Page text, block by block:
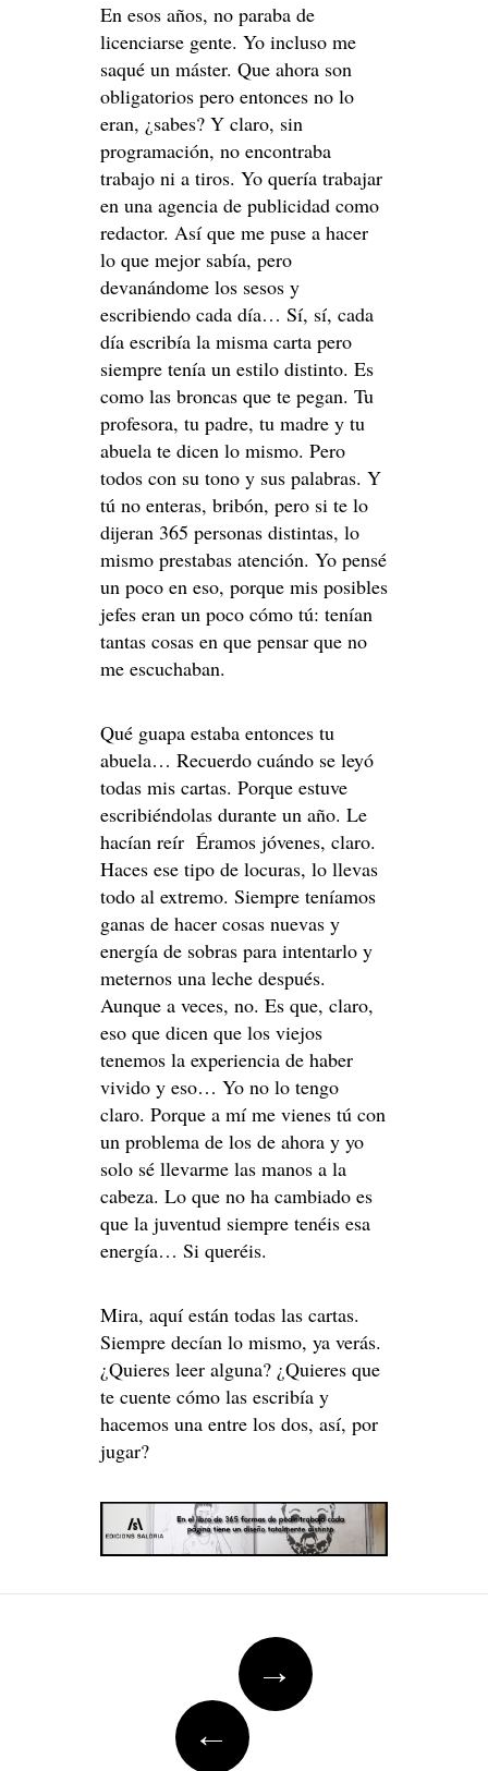
En esos años, no paraba de
licenciarse gente. Yo incluso me
saqué un máster. Que ahora son
obligatorios pero entonces no lo
eran, ¿sabes? Y claro, sin
programación, no encontraba
trabajo ni a tiros. Yo quería trabajar
en una agencia de publicidad como
redactor. Así que me puse a hacer
lo que mejor sabía, pero
devanándome los sesos y
escribiendo cada día… Sí, sí, cada
día escribía la misma carta pero
siempre tenía un estilo distinto. Es
como las broncas que te pegan. Tu
profesora, tu padre, tu madre y tu
abuela te dicen lo mismo. Pero
todos con su tono y sus palabras. Y
tú no enteras, bribón, pero si te lo
dijeran 365 personas distintas, lo
mismo prestabas atención. Yo pensé
un poco en eso, porque mis posibles
jefes eran un poco cómo tú: tenían
tantas cosas en que pensar que no
me escuchaban.
Qué guapa estaba entonces tu
abuela… Recuerdo cuándo se leyó
todas mis cartas. Porque estuve
escribiéndolas durante un año. Le
hacían reír Éramos jóvenes, claro.
Haces ese tipo de locuras, lo llevas
todo al extremo. Siempre teníamos
ganas de hacer cosas nuevas y
energía de sobras para intentarlo y
meternos una leche después.
Aunque a veces, no. Es que, claro,
eso que dicen que los viejos
tenemos la experiencia de haber
vivido y eso… Yo no lo tengo
claro. Porque a mí me vienes tú con
un problema de los de ahora y yo
solo sé llevarme las manos a la
cabeza. Lo que no ha cambiado es
que la juventud siempre tenéis esa
energía… Si queréis.
Mira, aquí están todas las cartas.
Siempre decían lo mismo, ya verás.
¿Quieres leer alguna? ¿Quieres que
te cuente cómo las escribía y
hacemos una entre los dos, así, por
jugar?
navigation
→
←